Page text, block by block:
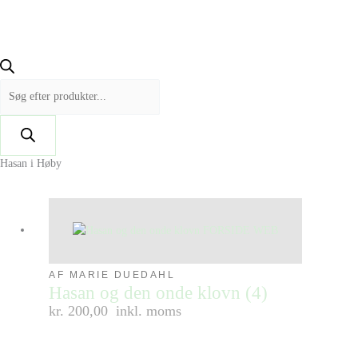
Hasan i Høby
AF MARIE DUEDAHL
Hasan og den onde klovn (4)
kr. 200,00 inkl. moms